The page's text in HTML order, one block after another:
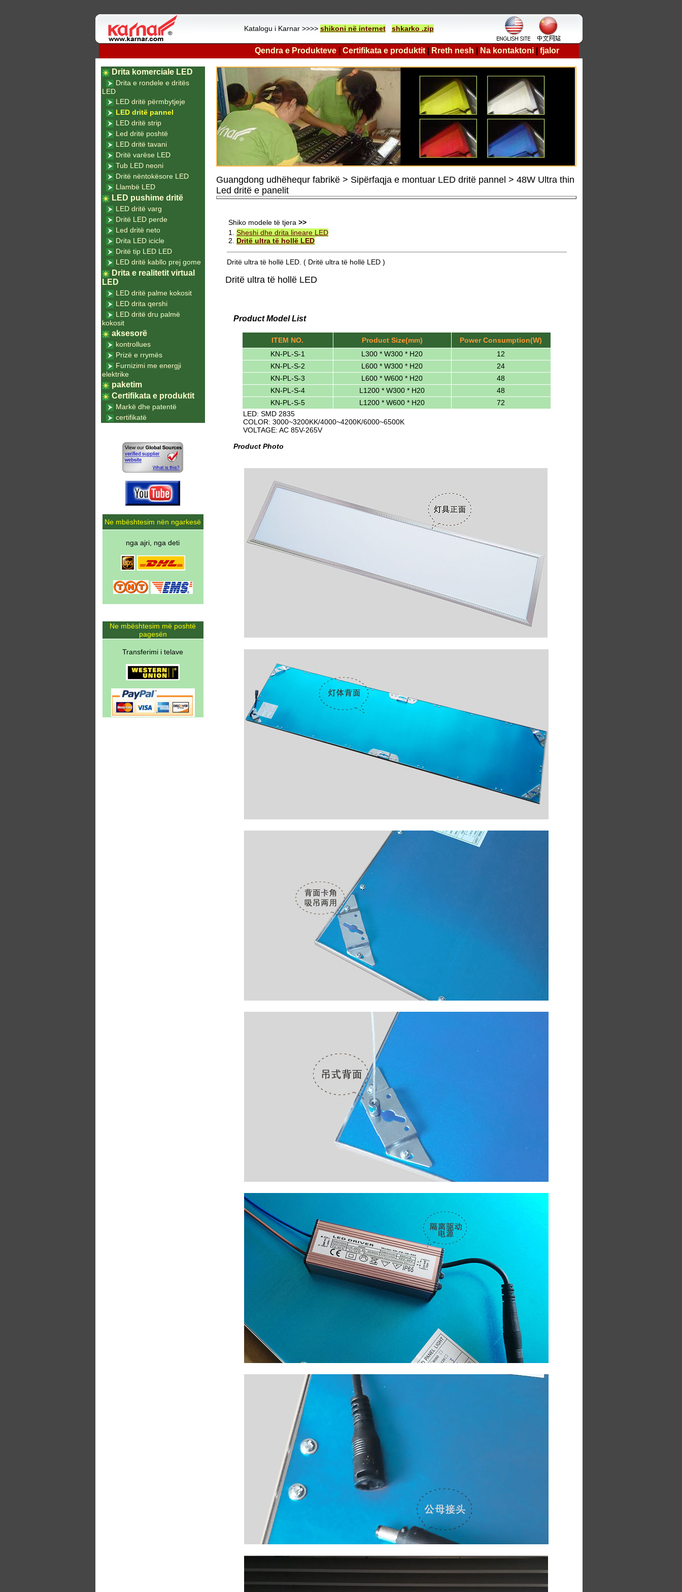
Katalogu i Karnar >>>> shikoni në internet shkarko .zip
Qendra e Produkteve Certifikata e produktit Rreth nesh Na kontaktoni fjalor
Guangdong udhëhequr fabrikë > Sipërfaqja e montuar LED dritë pannel > 48W Ultra thin
Led dritë e panelit
Shiko modele të tjera >>
1. Sheshi dhe drita lineare LED
2. Dritë ultra të hollë LED
Dritë ultra të hollë LED. ( Dritë ultra të hollë LED )
Dritë ultra të hollë LED
Product Model List
ITEM NO. Product Size(mm)
Power Consumption(W)
KN-PL-S-1
L300 * W300 * H20
12
KN-PL-S-2
L600 * W300 * H20
24
KN-PL-S-3
L600 * W600 * H20
48
KN-PL-S-4
L1200 * W300 * H20
48
KN-PL-S-5
L1200 * W600 * H20
72
LED: SMD 2835
COLOR: 3000~3200KK/4000~4200K/6000~6500K
VOLTAGE: AC 85V-265V
Product Photo
Drita komerciale LED
Drita e rondele e dritës
LED
LED dritë përmbytjeje
LED dritë pannel
LED dritë strip
Led dritë poshtë
LED dritë tavani
Dritë varëse LED
Tub LED neoni
Dritë nëntokësore LED
Llambë LED
LED pushime dritë
LED dritë varg
Dritë LED perde
Led dritë neto
Drita LED icicle
Dritë tip LED LED
LED dritë kabllo prej gome
Drita e realitetit virtual
LED
LED dritë palme kokosit
LED drita qershi
LED dritë dru palmë
kokosit
aksesorë
kontrollues
Prizë e rrymës
Furnizimi me energji
elektrike
paketim
Certifikata e produktit
Markë dhe patentë
certifikatë
Ne mbështesim nën ngarkesë
nga ajri, nga deti
Ne mbështesim më poshtë
pagesën
Transferimi i telave